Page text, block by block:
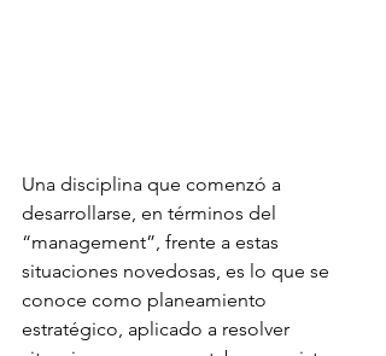
Una disciplina que comenzó a
desarrollarse, en términos del
“management”, frente a estas
situaciones novedosas, es lo que se
conoce como planeamiento
estratégico, aplicado a resolver